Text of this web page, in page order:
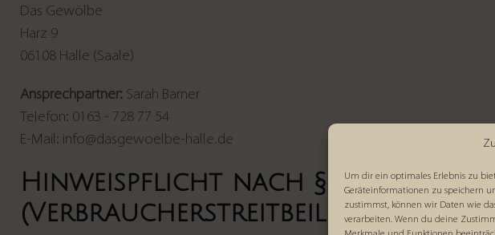
Um dir ein optimales Erlebnis zu
Geräteinformationen zu speichern
zustimmst, können wir Daten wie
verarbeiten. Wenn du deine
Das Gewölbe
Harz 9
06108 Halle (Saale)
Ansprechpartner: Sarah Barner
Telefon: 0163 - 728 77 54
E-Mail: info@dasgewoelbe-halle.de
Hinweispflicht nach §36 VSBG